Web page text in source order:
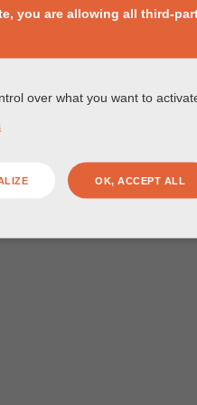
you are allowing all third-
over what you want to
OK, ACCEPT ALL